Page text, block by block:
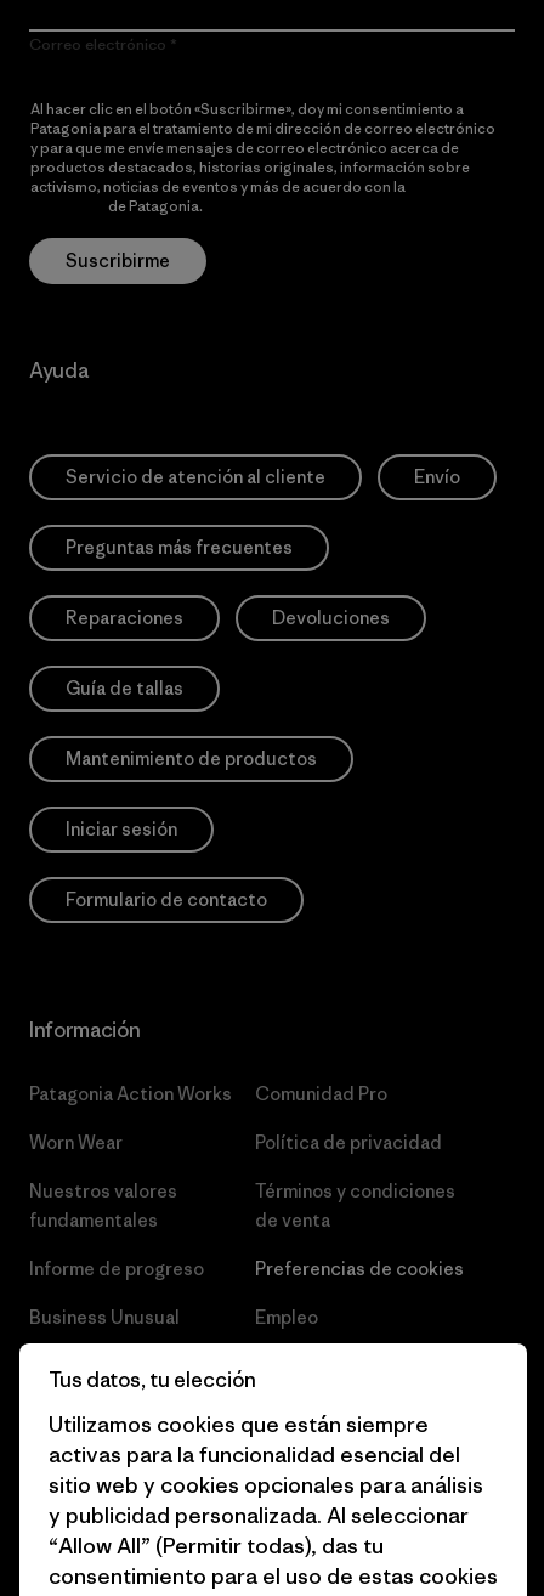
Correo electrónico
Al hacer clic en el botón «Suscribirme», doy mi consentimiento a
Patagonia para el tratamiento de mi dirección de correo electrónico
y para que me envíe mensajes de correo electrónico acerca de
productos destacados, historias originales, información sobre
activismo, noticias de eventos y más de acuerdo con la
de Patagonia.
Suscribirme
Ayuda
Servicio de atención al cliente Envío
Preguntas más frecuentes
Reparaciones Devoluciones
Guía de tallas
Mantenimiento de productos
Iniciar sesión
Formulario de contacto
Información
Patagonia Action Works
Worn Wear
Nuestros valores
fundamentales
Informe de progreso
Business Unusual
Objetivos climáticos
1% for the Planet
Cómo financiamos
Tarjetas regalo
Encuentra una tienda
Comunidad Pro
Política de privacidad
Términos y condiciones
de venta
Preferencias de cookies
Empleo
Programa para profesionales
del sector
Programa de afiliados
Mapa del sitio Patagonia
España
Tus datos, tu elección
Utilizamos cookies que están siempre
activas para la funcionalidad esencial del
sitio web y cookies opcionales para análisis
y publicidad personalizada. Al seleccionar
“Allow All” (Permitir todas), das tu
consentimiento para el uso de estas cookies